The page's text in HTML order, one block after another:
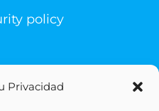
Privacidad
policy